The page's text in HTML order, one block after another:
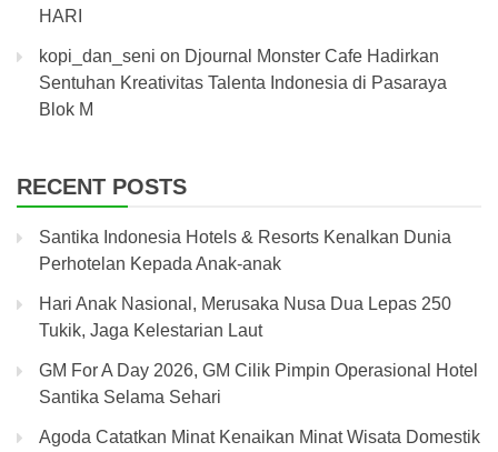
HARI
kopi_dan_seni on Djournal Monster Cafe Hadirkan
Sentuhan Kreativitas Talenta Indonesia di Pasaraya
Blok M
RECENT POSTS
Santika Indonesia Hotels & Resorts Kenalkan Dunia
Perhotelan Kepada Anak-anak
Hari Anak Nasional, Merusaka Nusa Dua Lepas 250
Tukik, Jaga Kelestarian Laut
GM For A Day 2026, GM Cilik Pimpin Operasional Hotel
Santika Selama Sehari
Agoda Catatkan Minat Kenaikan Minat Wisata Domestik